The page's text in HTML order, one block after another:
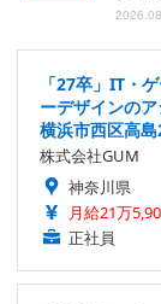
「27卒」IT・
ーデザインの
横浜市西区高島
株式会社GUM
神奈川県
月給21万
正社員